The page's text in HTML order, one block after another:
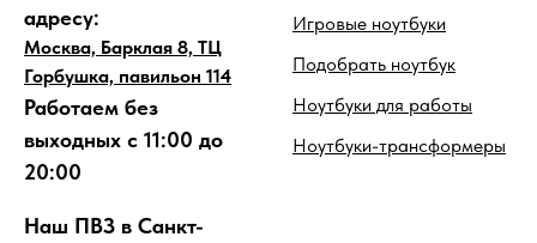
адресу:
Москва, Барклая 8, ТЦ
Горбушка, павильон 114
Работаем без
выходных с 11:00 до
20:00
Наш ПВЗ в Санкт-
Игровые ноутбуки
Подобрать ноутбук
Ноутбуки для работы
Ноутбуки-трансформеры